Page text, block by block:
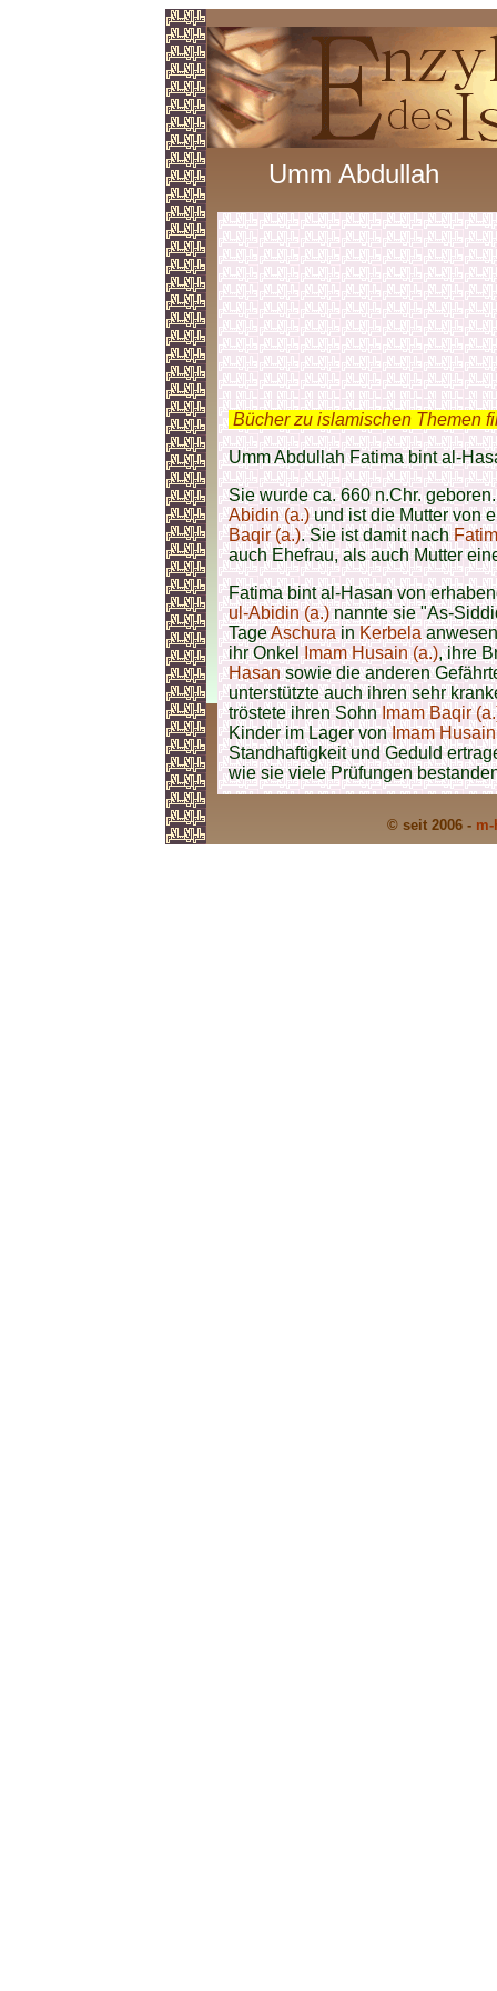
Umm Abdullah
Bücher zu islamischen Themen
Umm Abdullah Fatima bint al-
Sie wurde ca. 660 n.Chr.
Abidin (a.)und ist die Mutter von
Baqir (a.). Sie ist damit nach
auch Ehefrau, als auch Mutter
Fatima bint al-Hasan von
ul-Abidin (a.)nannte sie "As-
TageAschurain Kerbela
ihr OnkelImam Husain (a.), ihre
Hasansowie die anderen
unterstützte auch ihren sehr
tröstete ihren Sohn Imam Baqir
Kinder im Lager vonImam
Standhaftigkeit und Geduld
wie sie viele Prüfungen
© seit 2006 -